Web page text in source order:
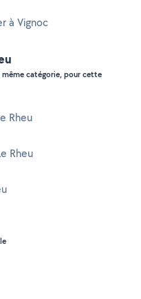
à Vignoc
catégorie, pour cette
Rheu
Rheu